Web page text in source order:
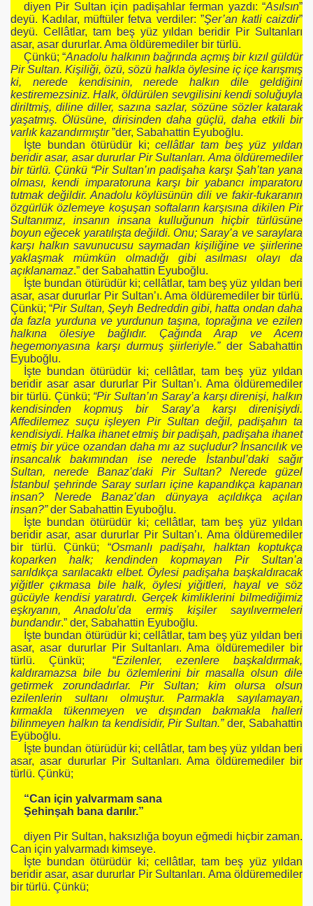
diyen Pir Sultan için padişahlar ferman yazdı: “Asılsın”
deyü. Kadılar, müftüler fetva verdiler: ”Şer’an katli caizdir”
deyü. Cellâtlar, tam beş yüz yıldan beridir Pir Sultanları
asar, asar dururlar. Ama öldüremediler bir türlü.
Çünkü; “Anadolu halkının bağrında açmış bir kızıl güldür
Pir Sultan. Kişiliği, özü, sözü halkla öylesine iç içe karışmış
ki, nerede kendisinin, nerede halkın dile geldiğini
kestiremezsiniz. Halk, öldürülen sevgilisini kendi soluğuyla
diriltmiş, diline diller, sazına sazlar, sözüne sözler katarak
yaşatmış. Ölüsüne, dirisinden daha güçlü, daha etkili bir
varlık kazandırmıştır”der, Sabahattin Eyuboğlu.
İşte bundan ötürüdür ki;cellâtlar tam beş yüz yıldan
beridir asar, asar dururlar Pir Sultanları. Ama öldüremediler
bir türlü. Çünkü “Pir Sultan’ın padişaha karşı Şah’tan yana
olması, kendi imparatoruna karşı bir yabancı imparatoru
tutmak değildir. Anadolu köylüsünün dili ve fakir-fukaranın
özgürlük özlemeye koşuşan softaların karşısına dikilen Pir
Sultanımız, insanın insana kulluğunun hiçbir türlüsüne
boyun eğecek yaratılışta değildi. Onu; Saray’a ve saraylara
karşı halkın savunucusu saymadan kişiliğine ve şiirlerine
yaklaşmak mümkün olmadığı gibi asılması olayı da
açıklanamaz.” der Sabahattin Eyuboğlu.
İşte bundan ötürüdür ki; cellâtlar, tam beş yüz yıldan beri
asar, asar dururlar Pir Sultan’ı. Ama öldüremediler bir türlü.
Çünkü; “Pir Sultan, Şeyh Bedreddin gibi, hatta ondan daha
da fazla yurduna ve yurdunun taşına, toprağına ve ezilen
halkına ölesiye bağlıdır. Çağında Arap ve Acem
hegemonyasına karşı durmuş şiirleriyle.”der Sabahattin
Eyuboğlu.
İşte bundan ötürüdür ki; cellâtlar, tam beş yüz yıldan
beridir asar asar dururlar Pir Sultan’ı. Ama öldüremediler
bir türlü. Çünkü; “Pir Sultan’ın Saray’a karşı direnişi, halkın
kendisinden kopmuş bir Saray’a karşı direnişiydi.
Affedilemez suçu işleyen Pir Sultan değil, padişahın ta
kendisiydi. Halka ihanet etmiş bir padişah, padişaha ihanet
etmiş bir yüce ozandan daha mı az suçludur? İnsancılık ve
insancalık bakımından ise nerede İstanbul’daki sağır
Sultan, nerede Banaz’daki Pir Sultan? Nerede güzel
İstanbul şehrinde Saray surları içine kapandıkça kapanan
insan? Nerede Banaz’dan dünyaya açıldıkça açılan
insan?”der Sabahattin Eyuboğlu.
İşte bundan ötürüdür ki; cellâtlar, tam beş yüz yıldan
beridir asar, asar dururlar Pir Sultan’ı. Ama öldüremediler
bir türlü. Çünkü; “Osmanlı padişahı, halktan koptukça
koparken halk; kendinden kopmayan Pir Sultan’a
sarıldıkça sarılacaktı elbet. Öylesi padişaha başkaldıracak
yiğitler çıkmasa bile halk, öylesi yiğitleri, hayal ve söz
gücüyle kendisi yaratırdı. Gerçek kimliklerini bilmediğimiz
eşkıyanın, Anadolu’da ermiş kişiler sayılıvermeleri
bundandır.” der, Sabahattin Eyuboğlu.
İşte bundan ötürüdür ki; cellâtlar, tam beş yüz yıldan beri
asar, asar dururlar Pir Sultanları. Ama öldüremediler bir
türlü. Çünkü; “Ezilenler, ezenlere başkaldırmak,
kaldıramazsa bile bu özlemlerini bir masalla olsun dile
getirmek zorundadırlar. Pir Sultan; kim olursa olsun
ezilenlerin sultanı olmuştur. Parmakla sayılamayan,
kırmakla tükenmeyen ve dışından bakmakla halleri
bilinmeyen halkın ta kendisidir, Pir Sultan.”der, Sabahattin
Eyüboğlu.
İşte bundan ötürüdür ki; cellâtlar, tam beş yüz yıldan beri
asar, asar dururlar Pir Sultanları. Ama öldüremediler bir
türlü. Çünkü;
“Can için yalvarmam sana
Şehinşah bana darılır.”
diyen Pir Sultan, haksızlığa boyun eğmedi hiçbir zaman.
Can için yalvarmadı kimseye.
İşte bundan ötürüdür ki; cellâtlar, tam beş yüz yıldan
beridir asar, asar dururlar Pir Sultanları. Ama öldüremediler
bir türlü. Çünkü;
SAĞLAM SINIFIMDA